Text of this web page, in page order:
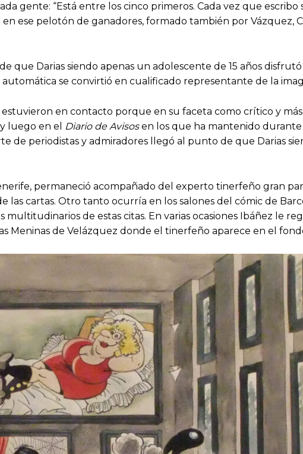
gente: “Está entre los cinco primeros. Cada vez que
ese pelotón de ganadores, formado también por Vázquez,
que Darias siendo apenas un adolescente de 15 años
se convirtió en cualificado representante de la
en contacto porque en su faceta como crítico y
luego en el Diario de Avisosen los que ha mantenido durante
de periodistas y admiradores llegó al punto de que Darias
permaneció acompañado del experto tinerfeño gran
las cartas. Otro tanto ocurría en los salones del cómic de
de estas citas. En varias ocasiones Ibáñez le
Meninas de Velázquez donde el tinerfeño aparece en el